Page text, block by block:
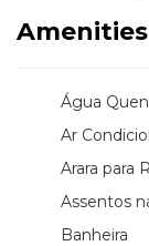
Água
Ar
Arara para
Assentos
Banheira